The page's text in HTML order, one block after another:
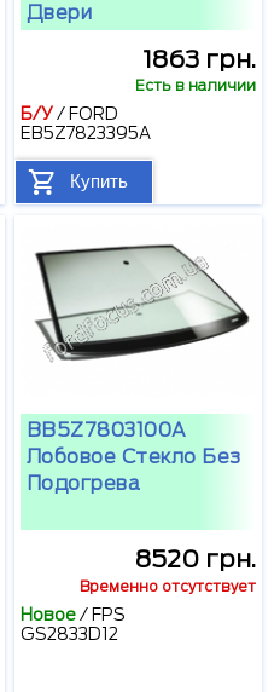
Двери
1863 грн.
Есть в наличии
Б/У/ FORD
EB5Z7823395A
Купить
BB5Z7803100A
Лобовое Стекло Без
Подогрева
8520 грн.
Временно отсутствует
Новое/ FPS
GS2833D12